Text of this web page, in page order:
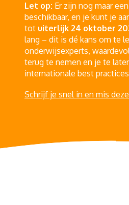
Let op: Er zijn nog maar
beschikbaar, en je kunt je
tot uiterlijk 24 oktober
lang – dit is dé kans om te
onderwijsexperts,
terug te nemen en je te
internationale best
Schrijf je snel in en mis